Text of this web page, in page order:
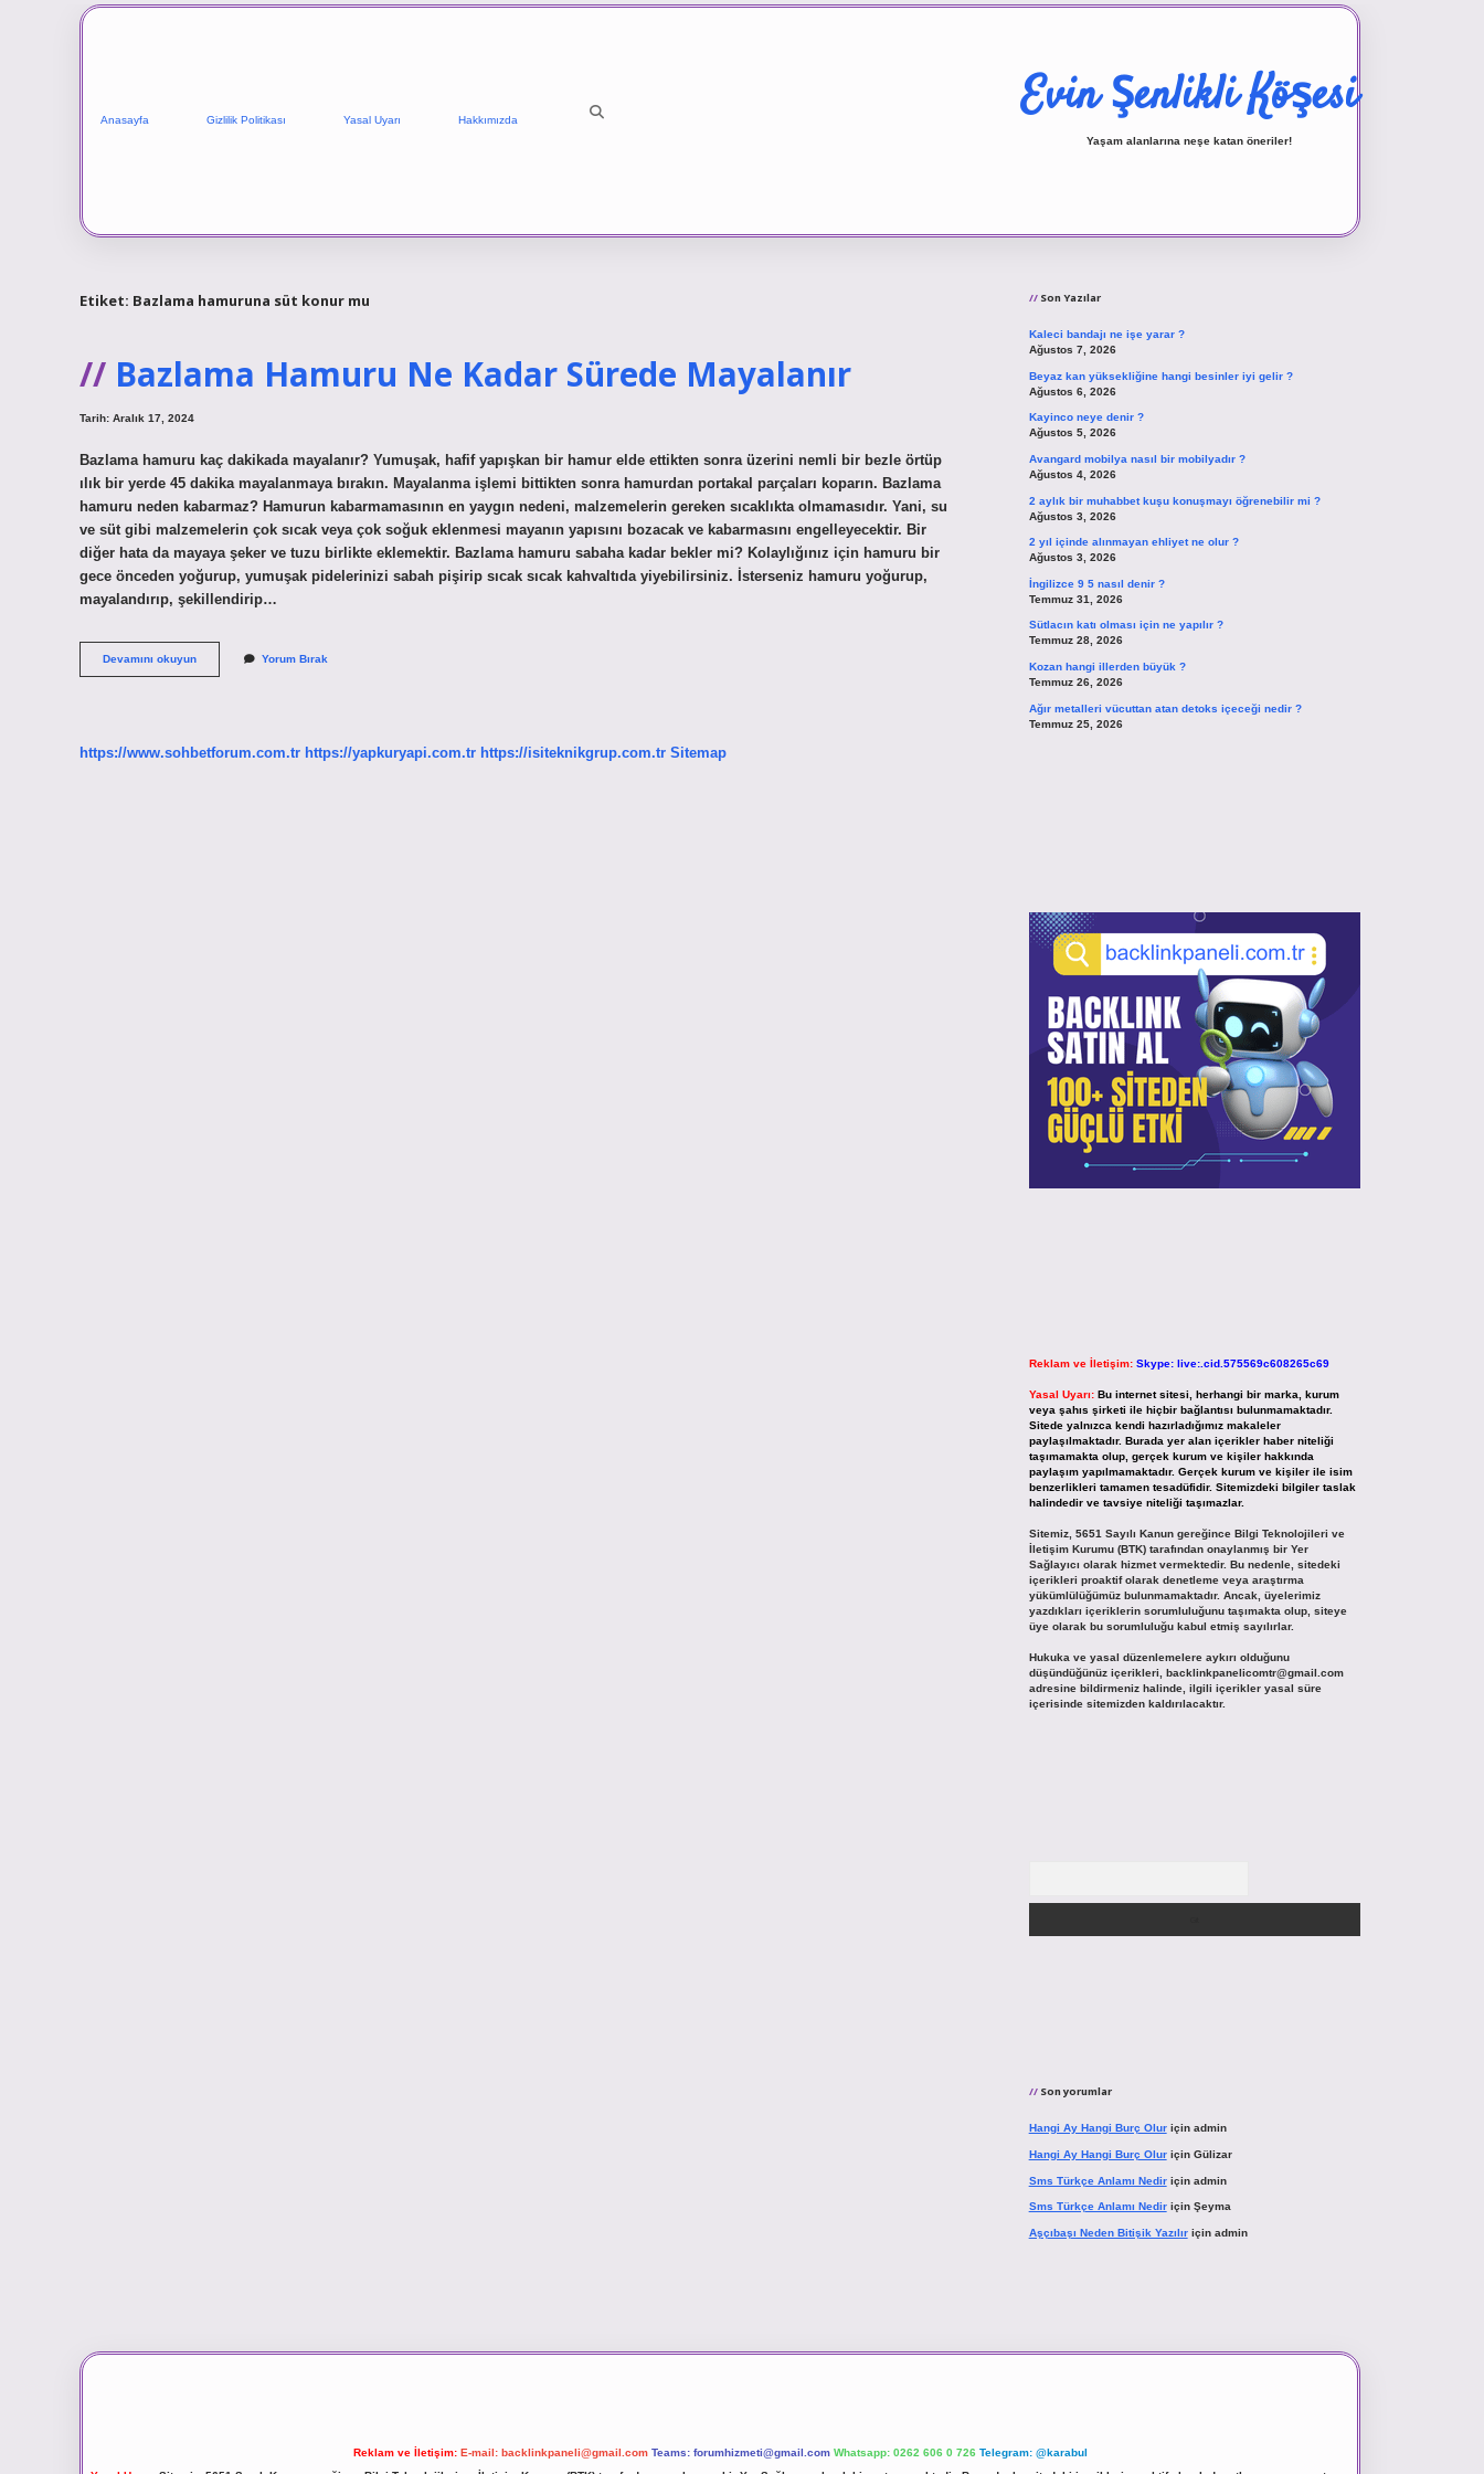
Anasayfa Gizlilik Politikası Yasal Uyarı Hakkımızda Evin Şenlikli Köşesi
Yaşam alanlarına neşe katan öneriler!
Etiket: Bazlama hamuruna süt konur mu
Bazlama Hamuru Ne Kadar Sürede Mayalanır
Tarih: Aralık 17, 2024
Bazlama hamuru kaç dakikada mayalanır? Yumuşak, hafif yapışkan bir hamur elde ettikten sonra üzerini nemli bir bezle örtüp
ılık bir yerde 45 dakika mayalanmaya bırakın. Mayalanma işlemi bittikten sonra hamurdan portakal parçaları koparın. Bazlama
hamuru neden kabarmaz? Hamurun kabarmamasının en yaygın nedeni, malzemelerin gereken sıcaklıkta olmamasıdır. Yani, su
ve süt gibi malzemelerin çok sıcak veya çok soğuk eklenmesi mayanın yapısını bozacak ve kabarmasını engelleyecektir. Bir
diğer hata da mayaya şeker ve tuzu birlikte eklemektir. Bazlama hamuru sabaha kadar bekler mi? Kolaylığınız için hamuru bir
gece önceden yoğurup, yumuşak pidelerinizi sabah pişirip sıcak sıcak kahvaltıda yiyebilirsiniz. İsterseniz hamuru yoğurup,
mayalandırıp, şekillendirip…
Devamını okuyunBazlama
Hamuru
Yorum Bırak
https://www.sohbetforum.com.tr https://yapkuryapi.com.tr https://isiteknikgrup.com.tr Sitemap
Son Yazılar
Kaleci bandajı ne işe yarar ?
Ağustos 7, 2026
Beyaz kan yüksekliğine hangi besinler iyi gelir ?
Ağustos 6, 2026
Kayinco neye denir ?
Ağustos 5, 2026
Avangard mobilya nasıl bir mobilyadır ?
Ağustos 4, 2026
2 aylık bir muhabbet kuşu konuşmayı öğrenebilir mi ?
Ağustos 3, 2026
2 yıl içinde alınmayan ehliyet ne olur ?
Ağustos 3, 2026
İngilizce 9 5 nasıl denir ?
Temmuz 31, 2026
Sütlacın katı olması için ne yapılır ?
Temmuz 28, 2026
Kozan hangi illerden büyük ?
Temmuz 26, 2026
Ağır metalleri vücuttan atan detoks içeceği nedir ?
Temmuz 25, 2026
Reklam ve İletişim: Skype: live:.cid.575569c608265c69
Yasal Uyarı: Bu internet sitesi, herhangi bir marka, kurum
veya şahıs şirketi ile hiçbir bağlantısı bulunmamaktadır.
Sitede yalnızca kendi hazırladığımız makaleler
paylaşılmaktadır. Burada yer alan içerikler haber niteliği
taşımamakta olup, gerçek kurum ve kişiler hakkında
paylaşım yapılmamaktadır. Gerçek kurum ve kişiler ile isim
benzerlikleri tamamen tesadüfidir. Sitemizdeki bilgiler taslak
halindedir ve tavsiye niteliği taşımazlar.
Sitemiz, 5651 Sayılı Kanun gereğince Bilgi Teknolojileri ve
İletişim Kurumu (BTK) tarafından onaylanmış bir Yer
Sağlayıcı olarak hizmet vermektedir. Bu nedenle, sitedeki
içerikleri proaktif olarak denetleme veya araştırma
yükümlülüğümüz bulunmamaktadır. Ancak, üyelerimiz
yazdıkları içeriklerin sorumluluğunu taşımakta olup, siteye
üye olarak bu sorumluluğu kabul etmiş sayılırlar.
Hukuka ve yasal düzenlemelere aykırı olduğunu
düşündüğünüz içerikleri, backlinkpanelicomtr@gmail.com
adresine bildirmeniz halinde, ilgili içerikler yasal süre
içerisinde sitemizden kaldırılacaktır.
Son yorumlar
Hangi Ay Hangi Burç Oluriçin admin
Hangi Ay Hangi Burç Oluriçin Gülizar
Sms Türkçe Anlamı Nediriçin admin
Sms Türkçe Anlamı Nediriçin Şeyma
Aşçıbaşı Neden Bitişik Yazılıriçin admin
Reklam ve İletişim: E-mail: backlinkpaneli@gmail.com Teams: forumhizmeti@gmail.com Whatsapp: 0262 606 0 726 Telegram: @karabul